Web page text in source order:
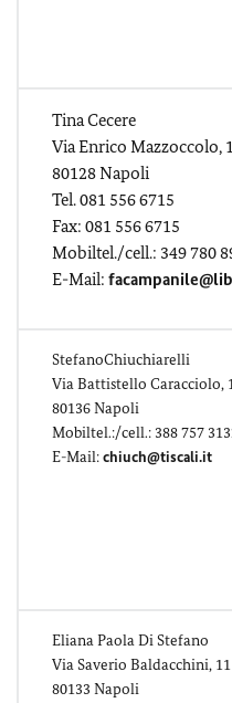
Tina Cecere
Via Enrico Mazzoccolo,
80128 Napoli
Tel. 081 556 6715
Fax: 081 556 6715
Mobiltel./cell.: 349 780
E-Mail:
StefanoChiuchiarelli
Via Battistello Caracciolo,
80136 Napoli
Mobiltel.:/cell.: 388 757
E-Mail:chiuch@tiscali.it
Eliana Paola Di Stefano
Via Saverio Baldacchini,
80133 Napoli